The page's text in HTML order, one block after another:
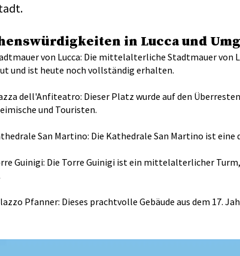
in Lucca und
von Lucca: Die mittelalterliche Stadtmauer von
und ist heute noch vollständig erhalten.
dell'Anfiteatro: Dieser Platz wurde auf den
und Touristen.
San Martino: Die Kathedrale San Martino ist
Guinigi: Die Torre Guinigi ist ein mittelalterlicher
Pfanner: Dieses prachtvolle Gebäude aus dem 17.